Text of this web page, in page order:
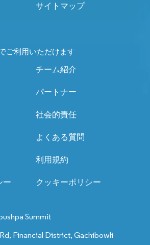
サイトマップ
ご利用いただけます
チーム紹介
パートナー
社会的責任
よくある質問
利用規約
ー クッキーポリシー
Summit
Financial District, Gachibowli